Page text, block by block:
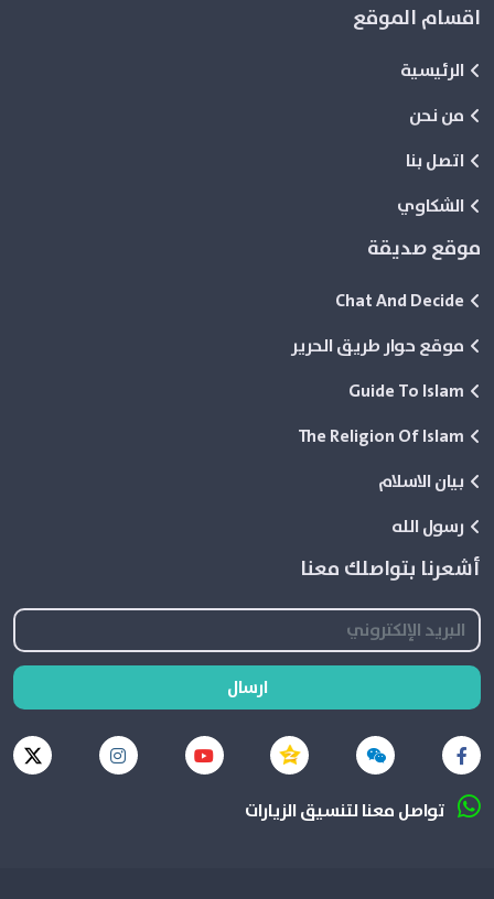
اقسام الموقع
الرئيسية
من نحن
اتصل بنا
الشكاوي
موقع صديقة
Chat And Decide
موقع حوار طريق الحرير
Guide To Islam
The Religion Of Islam
بيان الاسلام
رسول الله
أشعرنا بتواصلك معنا
ارسال
تواصل معنا لتنسيق الزيارات